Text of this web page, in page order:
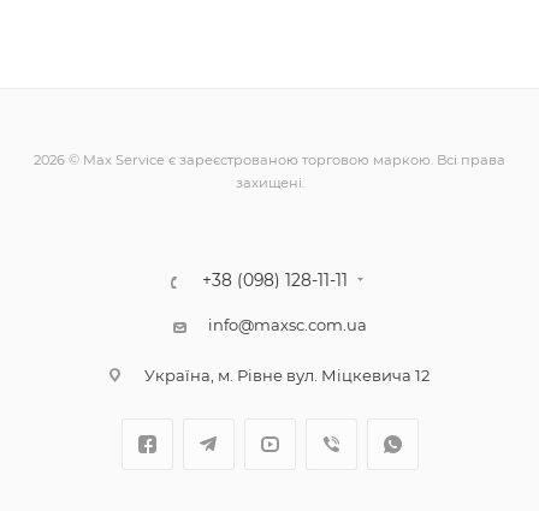
2026 © Max Service є зареєстрованою торговою маркою. Всі права
захищені.
+38 (098) 128-11-11
info@maxsc.com.ua
Українa, м. Рівне вул. Міцкевича 12